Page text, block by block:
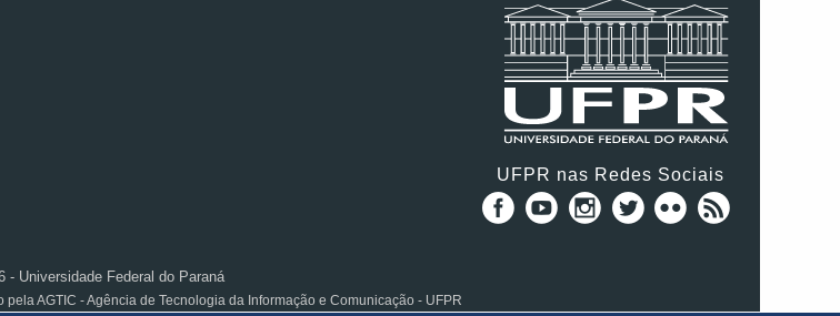
UFPR nas Redes Sociais
- Universidade Federal do Paraná
AGTIC - Agência de Tecnologia da Informação e Comunicação - UFPR